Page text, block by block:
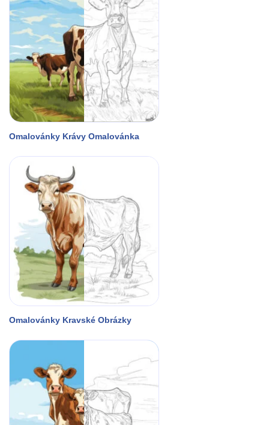
Omalovánky Krávy Omalovánka
Omalovánky Kravské Obrázky